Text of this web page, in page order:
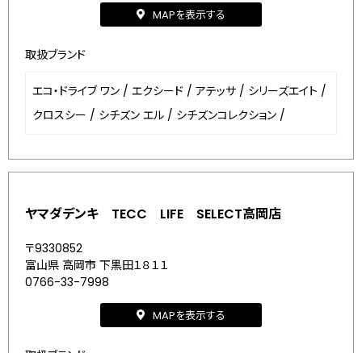
MAPを表示する
取扱ブランド
エコ・ドライブ ワン / エクシード / アテッサ / シリーズエイト /
クロスシー / シチズン エル / シチズンコレクション /
ヤマダデンキ TECC LIFE SELECT高岡店
〒9330852
富山県 高岡市 下黒田１８１１
0766-33-7998
MAPを表示する